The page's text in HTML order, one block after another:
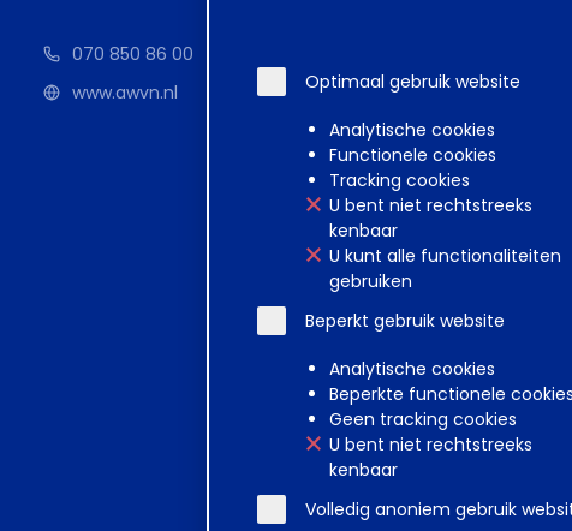
Optimaal gebruik website
Analytische cookies
Functionele cookies
Tracking cookies
U bent niet rechtstreeks
kenbaar
U kunt alle functionaliteiten
gebruiken
Beperkt gebruik website
Analytische cookies
Beperkte functionele cookies
Geen tracking cookies
U bent niet rechtstreeks
kenbaar
Volledig anoniem gebruik
070 850 86 00
www.awvn.nl
Disclaimer